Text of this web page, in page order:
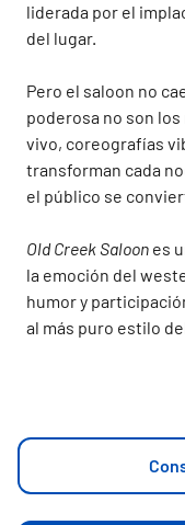
liderada por el
del lugar.
Pero el saloon no
poderosa no son
vivo, coreografías
transforman cada
el público se
Old Creek Saloon es
la emoción del
humor y
al más puro estilo